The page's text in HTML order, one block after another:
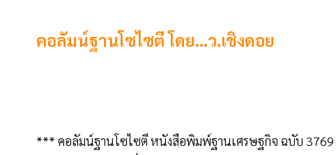
คอลัมน์ฐานโซไซตี โดย...ว.เชิงดอย
*** คอลัมน์ฐานโซไซตี หนังสือพิมพ์ฐานเศรษฐกิจ ฉบับ 3769